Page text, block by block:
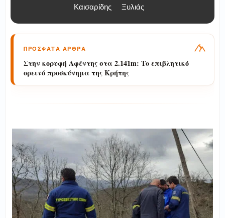
Καισαρίδης
Ξυλιάς
ΠΡΟΣΦΑΤΑ ΑΡΘΡΑ
Στην κορυφή Αφέντης στα 2.141m: Το επιβλητικό
ορεινό προσκύνημα της Κρήτης